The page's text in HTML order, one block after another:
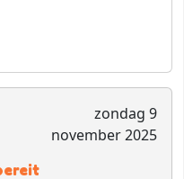
zondag 9
november 2025